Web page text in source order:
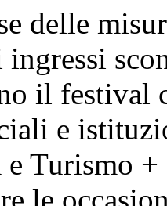
delle
ingressi
il festival
e
Turismo
le